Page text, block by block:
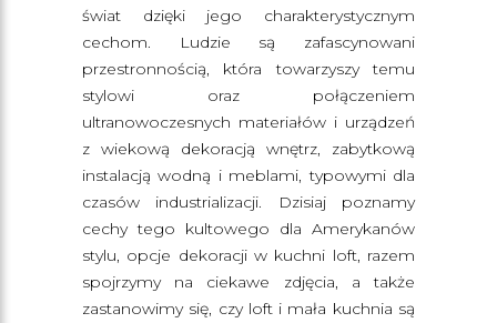
świat dzięki jego charakterystycznym
cechom. Ludzie są zafascynowani
przestronnością, która towarzyszy temu
stylowi oraz połączeniem
ultranowoczesnych materiałów i urządzeń
z wiekową dekoracją wnętrz, zabytkową
instalacją wodną i meblami, typowymi dla
czasów industrializacji. Dzisiaj poznamy
cechy tego kultowego dla Amerykanów
stylu, opcje dekoracji w kuchni loft, razem
spojrzymy na ciekawe zdjęcia, a także
zastanowimy się, czy loft i mała kuchnia są